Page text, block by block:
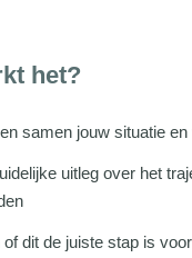
het?
samen jouw situatie en
uitleg over het
dit de juiste stap is